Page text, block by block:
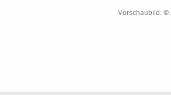
Vorschaubild: ©